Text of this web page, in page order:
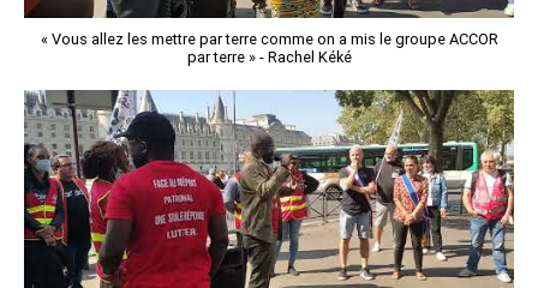
« Vous allez les mettre par terre comme on a mis le groupe ACCOR
par terre » - Rachel Kéké